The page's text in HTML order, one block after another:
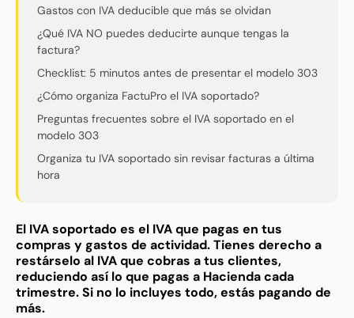
Gastos con IVA deducible que más se olvidan
¿Qué IVA NO puedes deducirte aunque tengas la
factura?
Checklist: 5 minutos antes de presentar el modelo 303
¿Cómo organiza FactuPro el IVA soportado?
Preguntas frecuentes sobre el IVA soportado en el
modelo 303
Organiza tu IVA soportado sin revisar facturas a última
hora
El IVA soportado es el IVA que pagas en tus
compras y gastos de actividad. Tienes derecho a
restárselo al IVA que cobras a tus clientes,
reduciendo así lo que pagas a Hacienda cada
trimestre. Si no lo incluyes todo, estás pagando de
más.